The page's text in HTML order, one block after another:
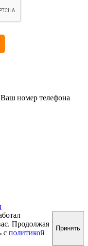
Ваш номер телефона
Продолжая
с политикой
Принять